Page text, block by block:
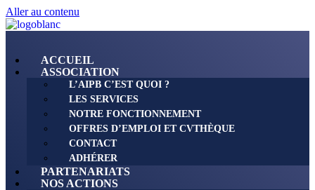
Aller au contenu
ACCUEIL
ASSOCIATION
L’AIPB C’EST QUOI ?
LES SERVICES
NOTRE FONCTIONNEMENT
OFFRES D’EMPLOI ET CVTHÈQUE
CONTACT
ADHÉRER
PARTENARIATS
NOS ACTIONS